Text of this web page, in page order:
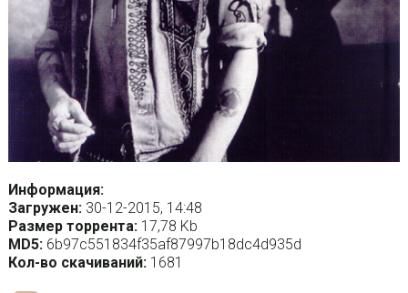
Информация:
Загружен:30-12-2015, 14:48
Размер торрента:17,78 Kb
MD5:6b97c551834f35af87997b18dc4d935d
Кол-во скачиваний:1681